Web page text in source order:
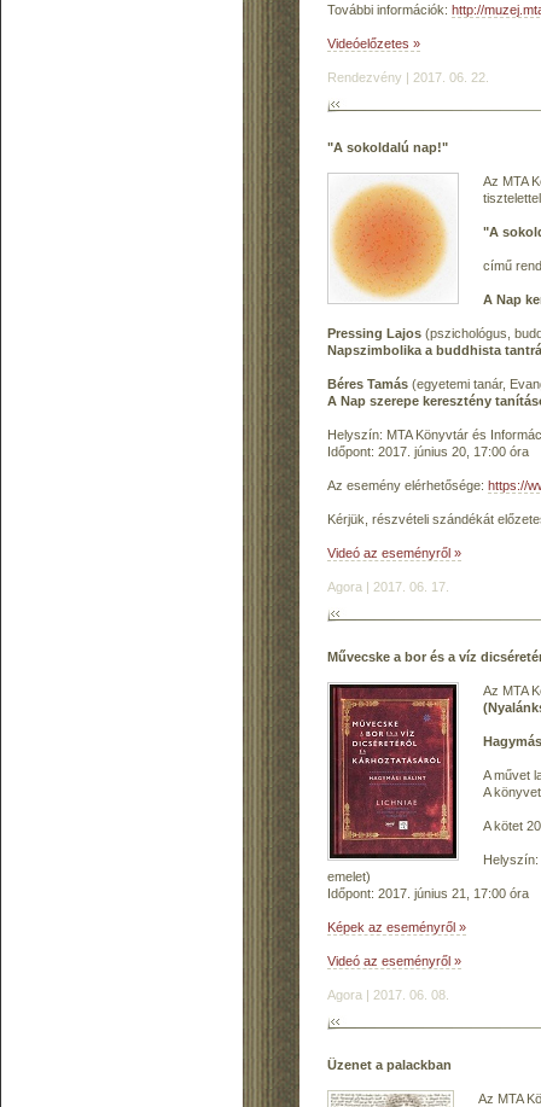
További információk: http://
Videóelőzetes »
Rendezvény | 2017. 06. 22.
"A sokoldalú nap!"
Az MTA
"A
című
A Nap
Pressing Lajos (pszichológus,
Napszimbolika a buddhista
Béres Tamás (egyetemi tanár,
A Nap szerepe keresztény
Helyszín: MTA Könyvtár és
Időpont: 2017. június 20, 17:00 óra
Az esemény elérhetősége: https://
Kérjük, részvételi szándékát
Videó az eseményről »
Agora | 2017. 06. 17.
Művecske a bor és a víz
Az MTA
A művet
A
A kötet
Helyszín:
emelet)
Időpont: 2017. június 21, 17:00 óra
Képek az eseményről »
Videó az eseményről »
Agora | 2017. 06. 08.
Üzenet a palackban
Az MTA